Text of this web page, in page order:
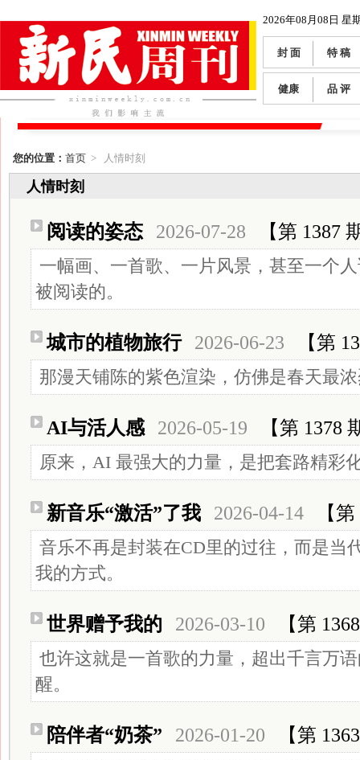
2026年08月08日 星
封 面 特 稿
健康 品 评
您的位置： 首页 > 人情时刻
人情时刻
阅读的姿态 2026-07-28 【第 1387
一幅画、一首歌、一片风景，甚至一个
被阅读的。
城市的植物旅行 2026-06-23 【第
那漫天铺陈的紫色渲染，仿佛是春天最
AI与活人感 2026-05-19 【第 1378
原来，AI 最强大的力量，是把套路精彩
新音乐“激活”了我 2026-04-14 【
音乐不再是封装在CD里的过往，而是当
我的方式。
世界赠予我的 2026-03-10 【第
也许这就是一首歌的力量，超出千言万
醒。
陪伴者“奶茶” 2026-01-20 【第